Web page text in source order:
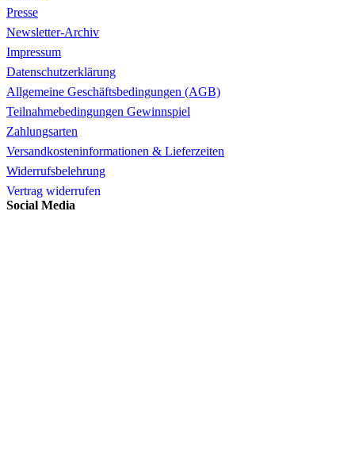
Presse
Newsletter-Archiv
Impressum
Datenschutzerklärung
Allgemeine Geschäftsbedingungen (AGB)
Teilnahmebedingungen Gewinnspiel
Zahlungsarten
Versandkosteninformationen & Lieferzeiten
Widerrufsbelehrung
Vertrag widerrufen
Social Media